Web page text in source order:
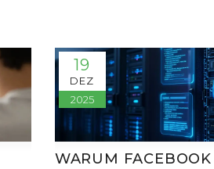
19
DEZ
2025
WARUM